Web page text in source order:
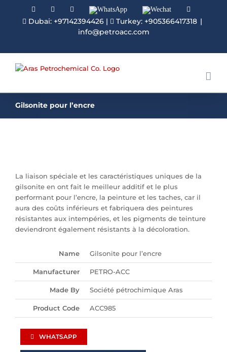
FacebookLinkedinInstagramWhatsApp Wechat
Dubai: +97142394426| Turkey: +905366417318 |
info@petroacc.com
Gilsonite pour l’encre
La liaison spéciale et les caractéristiques uniques de la
gilsonite en ont fait le meilleur additif et le plus
performant pour l’encre, la peinture et les taches, car il
aura des coûts inférieurs et fabriquera des peintures
résistantes aux intempéries, et les pigments de teinture
deviendront également résistants à la décoloration.
Name Gilsonite pour l’encre
Manufacturer PETRO-ACC
Made By Société pétrochimique Aras
Product Code ACC985
WHATSAPP